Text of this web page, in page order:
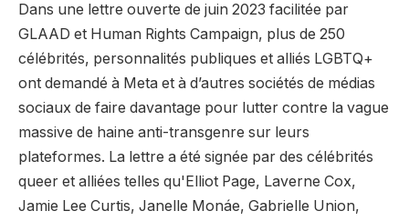
Dans une lettre ouverte de juin 2023 facilitée par
GLAAD et Human Rights Campaign, plus de 250
célébrités, personnalités publiques et alliés LGBTQ+
ont demandé à Meta et à d’autres sociétés de médias
sociaux de faire davantage pour lutter contre la vague
massive de haine anti-transgenre sur leurs
plateformes. La lettre a été signée par des célébrités
queer et alliées telles qu'Elliot Page, Laverne Cox,
Jamie Lee Curtis, Janelle Monáe, Gabrielle Union,